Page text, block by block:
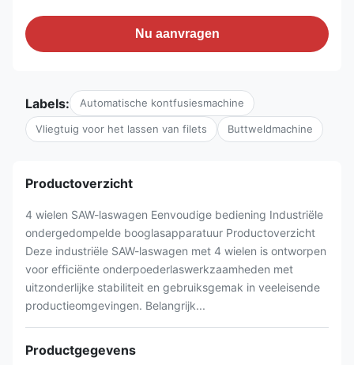
Nu aanvragen
Labels: Automatische kontfusiesmachine
Vliegtuig voor het lassen van filets Buttweldmachine
Productoverzicht
4 wielen SAW-laswagen Eenvoudige bediening Industriële
ondergedompelde booglasapparatuur Productoverzicht
Deze industriële SAW-laswagen met 4 wielen is ontworpen
voor efficiënte onderpoederlaswerkzaamheden met
uitzonderlijke stabiliteit en gebruiksgemak in veeleisende
productieomgevingen. Belangrijk...
Productgegevens